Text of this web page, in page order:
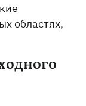
областях,